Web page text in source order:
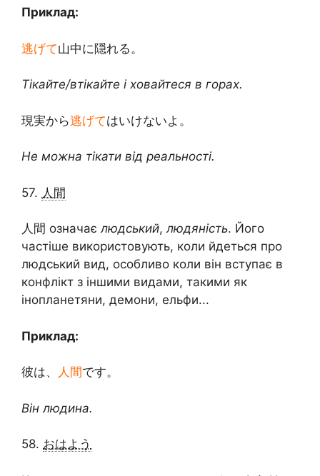
Приклад:
逃げて山中に隠れる。
Тікайте/втікайте і ховайтеся в горах.
現実から逃げてはいけないよ。
Не можна тікати від реальності.
57. 人間
人間 означаєлюдський,людяність. Його
частіше використовують, коли йдеться про
людський вид, особливо коли він вступає в
конфлікт з іншими видами, такими як
інопланетяни, демони, ельфи...
Приклад:
彼は、 人間です。
Він людина.
58. おはよう